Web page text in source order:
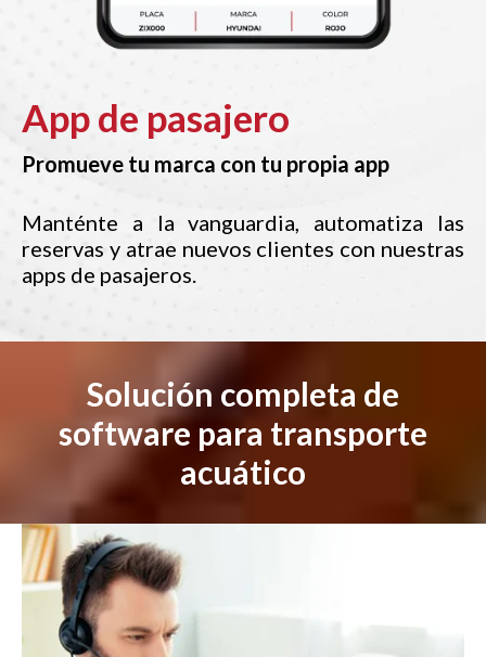
App de pasajero
Promueve tu marca con tu propia app
Manténte a la vanguardia, automatiza las
reservas y atrae nuevos clientes con nuestras
apps de pasajeros.
Solución completa de
software para transporte
acuático